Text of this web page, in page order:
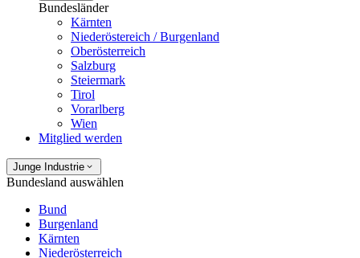
Bundesländer
Kärnten
Niederöstereich / Burgenland
Oberösterreich
Salzburg
Steiermark
Tirol
Vorarlberg
Wien
Mitglied werden
Junge Industrie
Bundesland auswählen
Bund
Burgenland
Kärnten
Niederösterreich